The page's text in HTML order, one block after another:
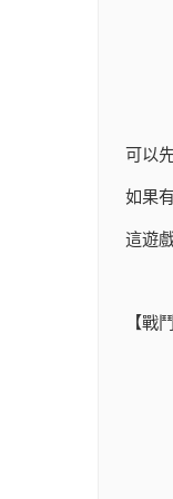
可以
如果
這遊
【戰